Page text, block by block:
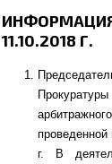
11.10.2018 Г.
проведенной
г. В